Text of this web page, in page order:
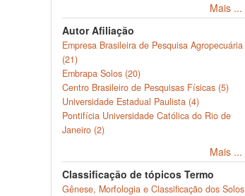
Mais ...
Autor Afiliação
Empresa Brasileira de Pesquisa Agropecuária
(21)
Embrapa Solos (20)
Centro Brasileiro de Pesquisas Físicas (5)
Universidade Estadual Paulista (4)
Pontifícia Universidade Católica do Rio de
Janeiro (2)
Mais ...
Classificação de tópicos Termo
Gênese, Morfologia e Classificação dos Solos